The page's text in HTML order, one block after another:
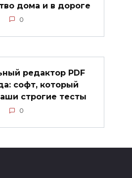
дома и в дороге
0
редактор PDF
софт, который
строгие тесты
0